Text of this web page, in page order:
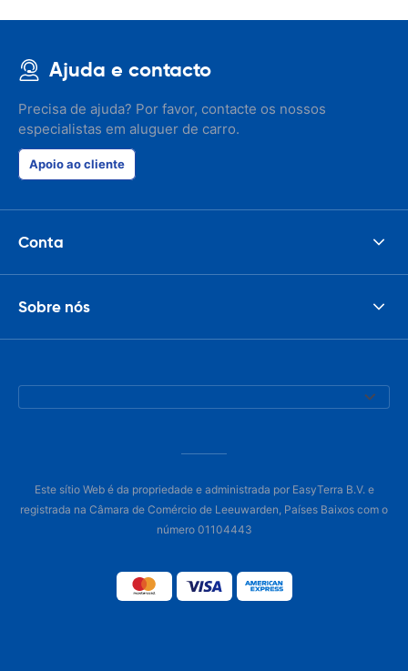
Ajuda e contacto
Precisa de ajuda? Por favor, contacte os nossos
especialistas em aluguer de carro.
Apoio ao cliente
Conta
Sobre nós
Este sítio Web é da propriedade e administrada por EasyTerra B.V. e
registrada na Câmara de Comércio de Leeuwarden, Países Baixos com o
número 01104443